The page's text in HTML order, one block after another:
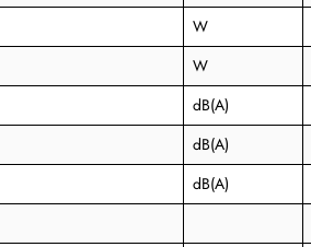
W
W
dB(A)
dB(A)
dB(A)